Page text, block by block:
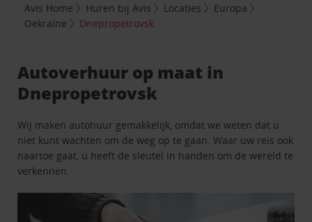
Avis Home Huren bij Avis Locaties
Europa
Oekraïne
Dnepropetrovsk
Autoverhuur op maat in
Dnepropetrovsk
Wij maken autohuur gemakkelijk, omdat we weten dat u
niet kunt wachten om de weg op te gaan. Waar uw reis ook
naartoe gaat, u heeft de sleutel in handen om de wereld te
verkennen.